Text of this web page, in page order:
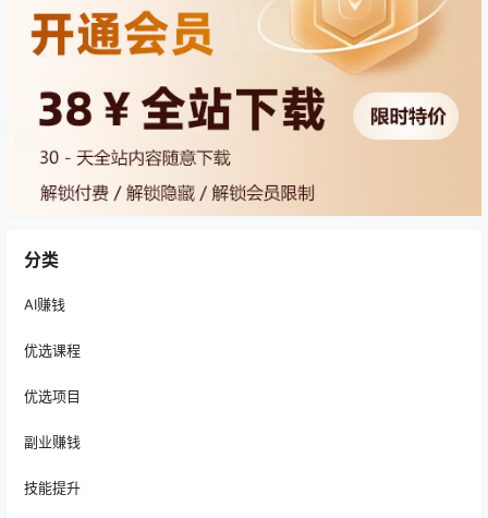
分类
AI赚钱
优选课程
优选项目
副业赚钱
技能提升